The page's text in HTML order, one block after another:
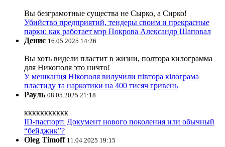
Вы безграмотные существа не Сырко, а Сирко!
Убийство предприятий, тендеры своим и прекрасные
парки: как работает мэр Покрова Александр Шаповал
Денис 16.05.2025 14:26
Вы хоть видели пластит в жизни, полтора килограмма
для Никополя это ничто!
У мешканця Нікополя вилучили півтора кілограма
пластиду та наркотики на 400 тисяч гривень
Рауль 08.05.2025 21:18
ккккккккккк
ID-паспорт: Документ нового поколения или обычный
“бейджик”?
Oleg Timoff 11.04.2025 19:15